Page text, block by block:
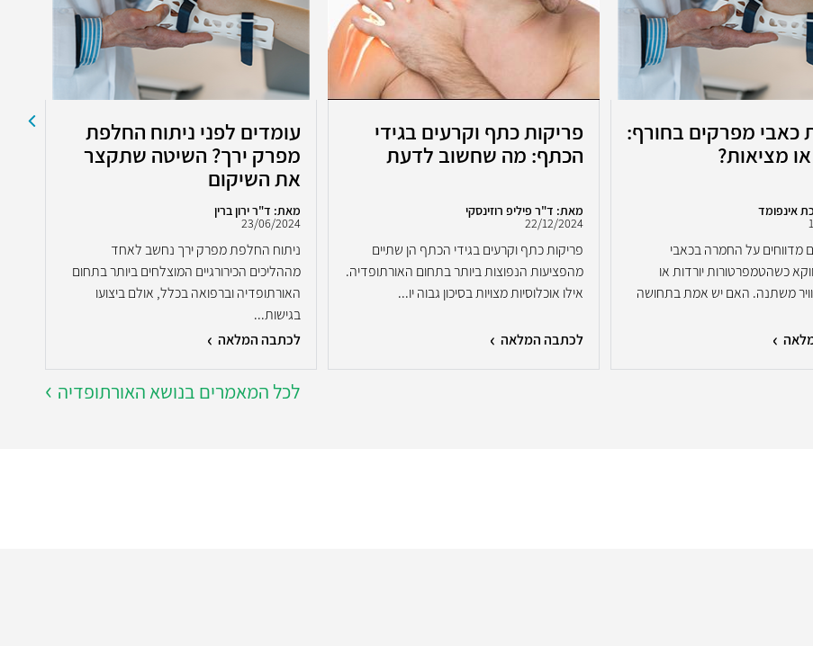
כאבי מפרקים בחורף:
מציאות?
אינפומד
מדווחים על החמרה בכאבי
כשהטמפרטורות יורדות או
משתנה. האם יש אמת בתחושה
פריקות כתף וקרעים בגידי
הכתף: מה שחשוב לדעת
מאת: ד"ר פיליפ רוזינסקי
22/12/2024
פריקות כתף וקרעים בגידי הכתף הן שתיים
מהפציעות הנפוצות ביותר בתחום האורתופדיה.
אילו אוכלוסיות מצויות בסיכון גבוה יו...
לכתבה המלאה
עומדים לפני ניתוח החלפת
מפרק ירך? השיטה שתקצר
את השיקום
מאת: ד"ר ירון ברין
23/06/2024
ניתוח החלפת מפרק ירך נחשב לאחד
מההליכים הכירורגיים המוצלחים ביותר בתחום
האורתופדיה וברפואה בכלל, אולם ביצועו
בגישות...
לכתבה המלאה
לכל המאמרים בנושא האורתופדיה